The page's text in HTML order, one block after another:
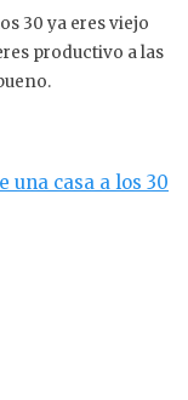
30 ya eres viejo
productivo a las
una casa a los 30